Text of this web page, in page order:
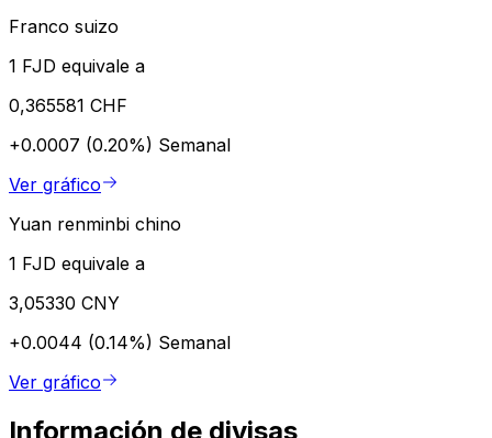
Franco suizo
1 FJD equivale a
0,365581 CHF
+0.0007 (0.20%) Semanal
Ver gráfico
Yuan renminbi chino
1 FJD equivale a
3,05330 CNY
+0.0044 (0.14%) Semanal
Ver gráfico
Información de divisas